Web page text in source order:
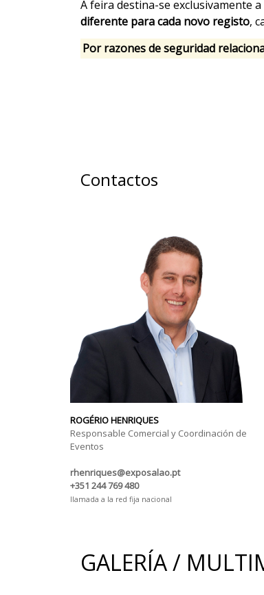
A feira destina-se exclusivamente
diferente para cada novo registo,
Por razones de seguridad
Contactos
ROGÉRIO HENRIQUES
Responsable Comercial y Coordinación de
Eventos
rhenriques@exposalao.pt
+351 244 769 480
llamada a la red fija nacional
GALERÍA /